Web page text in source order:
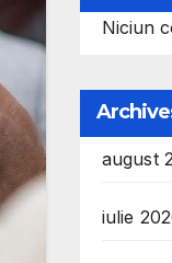
Niciun
august
iulie